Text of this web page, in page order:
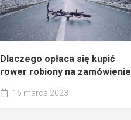
Dlaczego opłaca się kupić
rower robiony na zamówienie
16 marca 2023